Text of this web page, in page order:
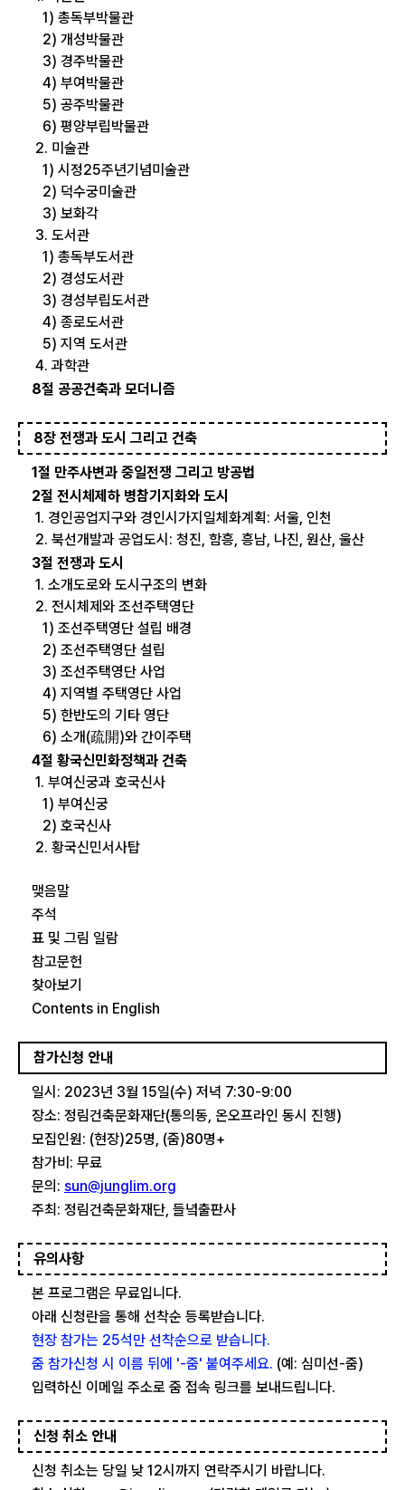
1) 총독부박물관
2) 개성박물관
3) 경주박물관
4) 부여박물관
5) 공주박물관
6) 평양부립박물관
2. 미술관
1) 시정25주년기념미술관
2) 덕수궁미술관
3) 보화각
3. 도서관
1) 총독부도서관
2) 경성도서관
3) 경성부립도서관
4) 종로도서관
5) 지역 도서관
4. 과학관
8절 공공건축과 모더니즘
8장 전쟁과 도시 그리고 건축
1절 만주사변과 중일전쟁 그리고 방공법
2절 전시체제하 병참기지화와 도시
1. 경인공업지구와 경인시가지일체화계획: 서울, 인천
2. 북선개발과 공업도시: 청진, 함흥, 흥남, 나진, 원산, 울산
3절 전쟁과 도시
1. 소개도로와 도시구조의 변화
2. 전시체제와 조선주택영단
1) 조선주택영단 설립 배경
2) 조선주택영단 설립
3) 조선주택영단 사업
4) 지역별 주택영단 사업
5) 한반도의 기타 영단
6) 소개(疏開)와 간이주택
4절 황국신민화정책과 건축
1. 부여신궁과 호국신사
1) 부여신궁
2) 호국신사
2. 황국신민서사탑
맺음말
주석
표 및 그림 일람
참고문헌
찾아보기
Contents in English
참가신청 안내
일시: 2023년 3월 15일(수) 저녁 7:30-9:00
장소: 정림건축문화재단(통의동, 온오프라인 동시 진행)
모집인원: (현장)25명, (줌)80명+
참가비: 무료
문의: sun@junglim.org
주최: 정림건축문화재단, 들녘출판사
유의사항
본 프로그램은 무료입니다.
아래 신청란을 통해 선착순 등록받습니다.
현장 참가는 25석만 선착순으로 받습니다.
줌 참가신청 시 이름 뒤에 '-줌' 붙여주세요. (예: 심미선-줌)
입력하신 이메일 주소로 줌 접속 링크를 보내드립니다.
신청 취소 안내
신청 취소는 당일 낮 12시까지 연락주시기 바랍니다.